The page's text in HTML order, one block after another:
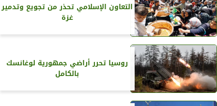
التعاون الإسلامي تحذر من تجويع وتدمير
غزة
روسيا تحرر أراضي جمهورية لوغانسك
بالكامل